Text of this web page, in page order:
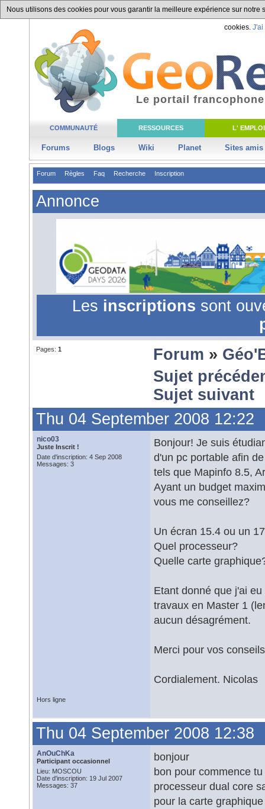
Nous utilisons des cookies pour vous garantir la meilleure expérience sur
cookies. J'ai
COMMUNAUTÉ RESSOURCES L' EMPLOI
Forums Blogs Wiki Planet Sites amis
Le portail
Forum Règles Faq Recherche Inscription
Annonce
Les inscriptions sont
Pages: 1 Forum »
Sujet
Sujet suivant
Thu 04 September 2008 12:22
nico03
Juste Inscrit !
Date d'inscription: 4 Sep 2008
Messages: 3
Bonjour! Je suis
d'un pc portable afin
tels que Mapinfo 8.5,
Ayant un budget
vous me conseillez?
Un écran 15.4 ou un
Quel processeur?
Quelle carte
Etant donné que j'ai
travaux en Master 1
aucun désagrément.
Merci pour vos
Cordialement. Nicolas
Hors ligne
Thu 04 September 2008 12:38
AnOuChKa
Participant occasionnel
Lieu: MOSCOU
Date d'inscription: 19 Jul 2007
Messages: 37
bonjour
bon pour commence
processeur dual core
pour la carte